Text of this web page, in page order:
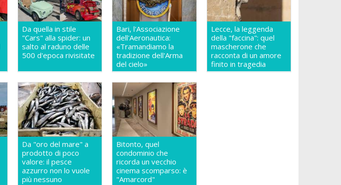
Da quella in stile
"Cars" alla spider: un
salto al raduno delle
500 d'epoca rivisitate
Bari, l'Associazione
dell'Aeronautica:
«Tramandiamo la
tradizione dell'Arma
del cielo»
Lecce, la leggenda
della "faccina": quel
mascherone che
racconta di un amore
finito in tragedia
Da "oro del mare" a
prodotto di poco
valore: il pesce
azzurro non lo vuole
più nessuno
Bitonto, quel
condominio che
ricorda un vecchio
cinema scomparso: è
"Amarcord"